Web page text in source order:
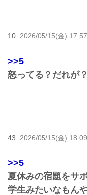
10: 2026/05/15(金)
>>5
怒ってる？だれが？
43: 2026/05/15(金)
>>5
夏休みの宿題をサ
学生みたいなもん